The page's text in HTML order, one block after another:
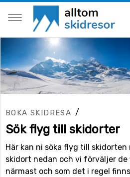
BOKA SKIDRESA /
Sök flyg till skidorter
Här kan ni söka flyg till skidorten
skidort nedan och vi förväljer
närmast och som det i regel